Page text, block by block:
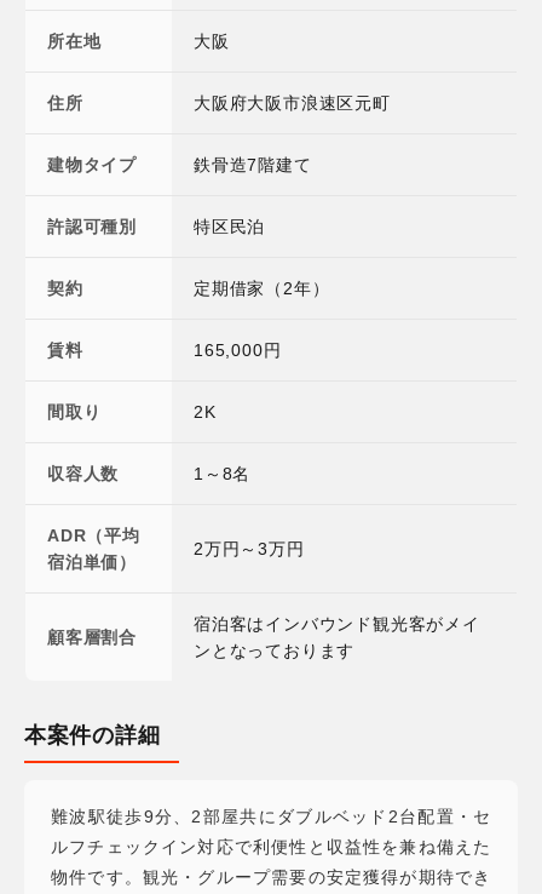
所在地 大阪
住所 大阪府大阪市浪速区元町
建物タイプ 鉄骨造7階建て
許認可種別 特区民泊
契約 定期借家（2年）
賃料 165,000円
間取り 2K
収容人数 1～8名
ADR（平均
宿泊単価）
2万円～3万円
顧客層割合
宿泊客はインバウンド観光客がメイ
ンとなっております
本案件の詳細
難波駅徒歩9分、2部屋共にダブルベッド2台配置・セ
ルフチェックイン対応で利便性と収益性を兼ね備えた
物件です。観光・グループ需要の安定獲得が期待でき